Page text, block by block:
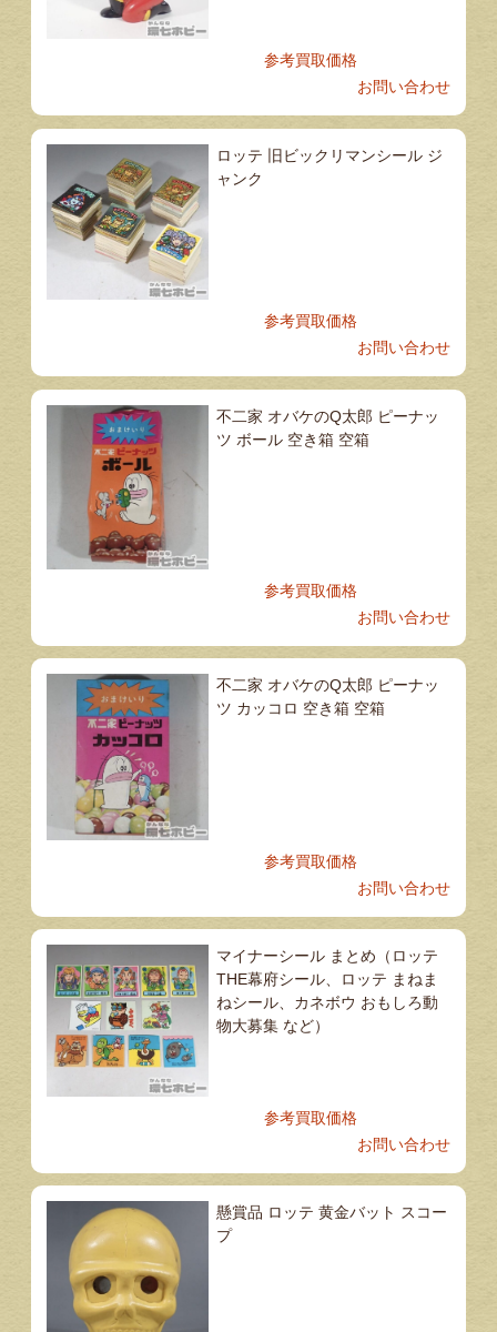
参考買取価格
お問い合わせ
ロッテ 旧ビックリマンシール ジ
ャンク
参考買取価格
お問い合わせ
不二家 オバケのQ太郎 ピーナッ
ツ ボール 空き箱 空箱
参考買取価格
お問い合わせ
不二家 オバケのQ太郎 ピーナッ
ツ カッコロ 空き箱 空箱
参考買取価格
お問い合わせ
マイナーシール まとめ（ロッテ
THE幕府シール、ロッテ まねま
ねシール、カネボウ おもしろ動
物大募集 など）
参考買取価格
お問い合わせ
懸賞品 ロッテ 黄金バット スコー
プ